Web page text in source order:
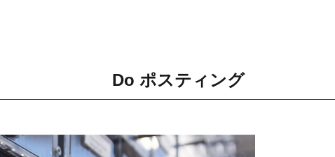
Do ポスティング